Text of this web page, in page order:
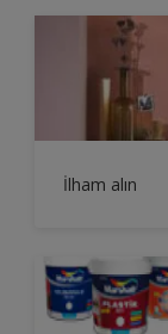
İlham alın